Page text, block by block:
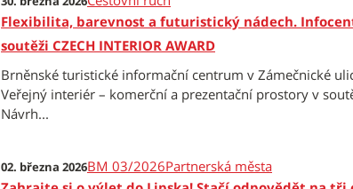
Flexibilita, barevnost a futuristický nádech.
soutěži CZECH INTERIOR AWARD
Brněnské turistické informační centrum v Zámečnické
Veřejný interiér – komerční a prezentační prostory v
Návrh...
02. března 2026BM 03/2026Partnerská města